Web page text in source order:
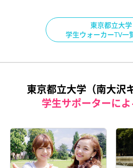
東京都立大学
学生ウォーカーTV一
東京都立大学（南大沢
学生サポーターに